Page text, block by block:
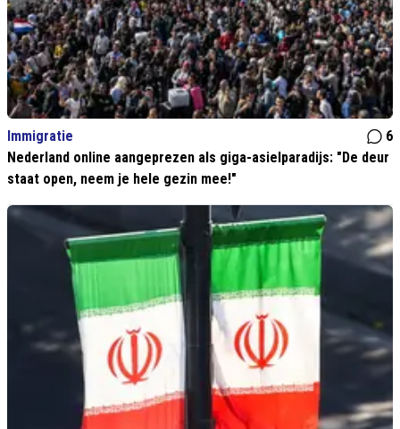
Immigratie
6
Nederland online aangeprezen als giga-asielparadijs: "De deur
staat open, neem je hele gezin mee!"